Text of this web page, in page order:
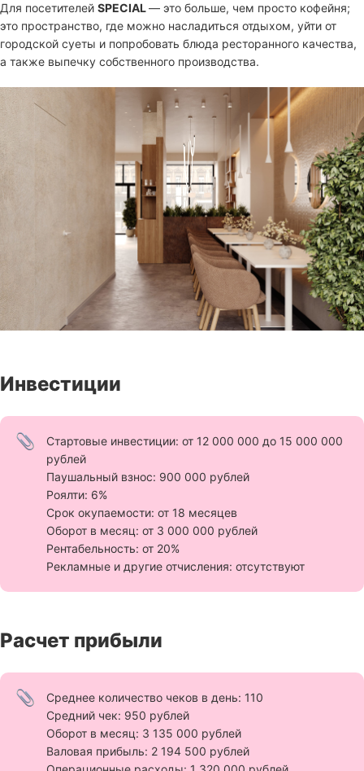
Для посетителей SPECIAL— это больше, чем просто кофейня;
это пространство, где можно насладиться отдыхом, уйти от
городской суеты и попробовать блюда ресторанного качества,
а также выпечку собственного производства.
Инвестиции
Стартовые инвестиции: от 12 000 000 до 15 000 000
рублей
Паушальный взнос: 900 000 рублей
Роялти: 6%
Срок окупаемости: от 18 месяцев
Оборот в месяц: от 3 000 000 рублей
Рентабельность: от 20%
Рекламные и другие отчисления: отсутствуют
Расчет прибыли
Среднее количество чеков в день: 110
Средний чек: 950 рублей
Оборот в месяц: 3 135 000 рублей
Валовая прибыль: 2 194 500 рублей